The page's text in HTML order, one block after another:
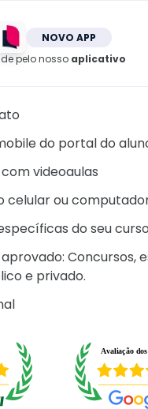
NOVO APP
pelo nosso aplicativo
do portal do
com videoaulas
celular ou
do seu curso
Concursos,
e privado.